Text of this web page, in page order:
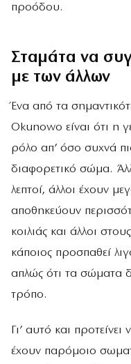
προόδου.
Σταμάτα να
με των άλλων
Ένα από τα
Okunowo είναι ότι η
ρόλο απ’ όσο συχνά
διαφορετικό σώμα.
λεπτοί, άλλοι έχουν
αποθηκεύουν
κοιλιάς και άλλοι
κάποιος προσπαθεί
απλώς ότι τα σώματα
τρόπο.
Γι’ αυτό και
έχουν παρόμοιο